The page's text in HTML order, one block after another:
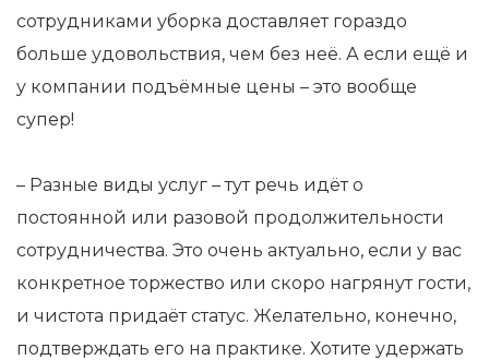
сотрудниками уборка доставляет гораздо
больше удовольствия, чем без неё. А если ещё и
у компании подъёмные цены – это вообще
супер!
– Разные виды услуг – тут речь идёт о
постоянной или разовой продолжительности
сотрудничества. Это очень актуально, если у вас
конкретное торжество или скоро нагрянут гости,
и чистота придаёт статус. Желательно, конечно,
подтверждать его на практике. Хотите удержать